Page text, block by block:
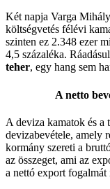
Két napja Varga
költségvetés félévi
szinten ez 2.348 ezer
4,5 százaléka.
teher, egy hang sem
A netto
A deviza kamatok és a
devizabevétele, amely
kormány szereti a
az összeget, ami az
a nettó export